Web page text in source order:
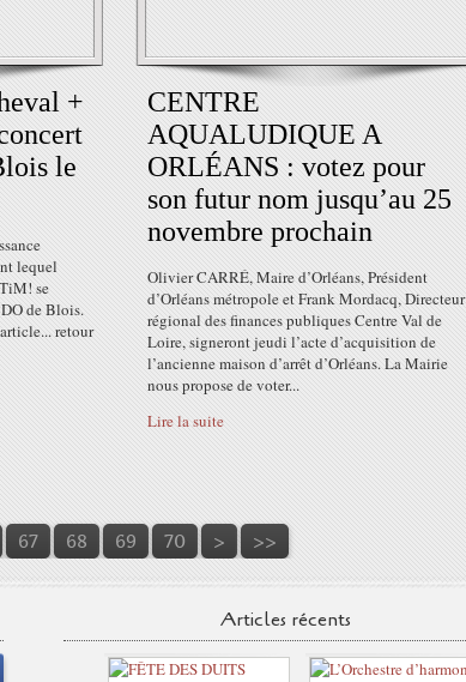
+
le
lequel
se
de Blois.
retour
CENTRE
AQUALUDIQUE A
ORLÉANS : votez pour
son futur nom jusqu’au 25
novembre prochain
Olivier CARRÉ, Maire d’Orléans, Président
d’Orléans métropole et Frank Mordacq, Directeur
régional des finances publiques Centre Val de
Loire, signeront jeudi l’acte d’acquisition de
l’ancienne maison d’arrêt d’Orléans. La Mairie
nous propose de voter...
Lire la suite
67 68 69 70 80
90
100
> >>
Articles récents